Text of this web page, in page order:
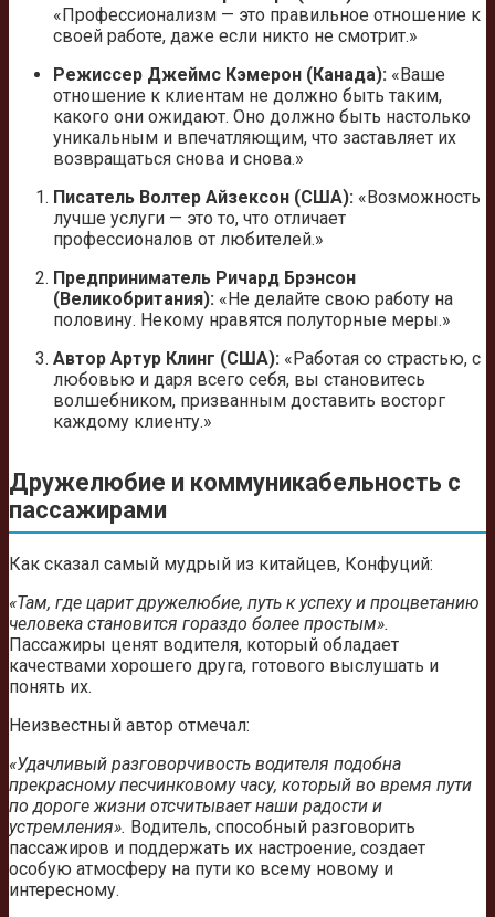
«Профессионализм — это правильное отношение к
своей работе, даже если никто не смотрит.»
Режиссер Джеймс Кэмерон (Канада): «Ваше
отношение к клиентам не должно быть таким,
какого они ожидают. Оно должно быть настолько
уникальным и впечатляющим, что заставляет их
возвращаться снова и снова.»
Писатель Волтер Айзексон (США): «Возможность
лучше услуги — это то, что отличает
профессионалов от любителей.»
Предприниматель Ричард Брэнсон
(Великобритания): «Не делайте свою работу на
половину. Некому нравятся полуторные меры.»
Автор Артур Клинг (США): «Работая со страстью, с
любовью и даря всего себя, вы становитесь
волшебником, призванным доставить восторг
каждому клиенту.»
Дружелюбие и коммуникабельность с
пассажирами
Как сказал самый мудрый из китайцев, Конфуций:
«Там, где царит дружелюбие, путь к успеху и процветанию
человека становится гораздо более простым».
Пассажиры ценят водителя, который обладает
качествами хорошего друга, готового выслушать и
понять их.
Неизвестный автор отмечал:
«Удачливый разговорчивость водителя подобна
прекрасному песчинковому часу, который во время пути
по дороге жизни отсчитывает наши радости и
устремления». Водитель, способный разговорить
пассажиров и поддержать их настроение, создает
особую атмосферу на пути ко всему новому и
интересному.